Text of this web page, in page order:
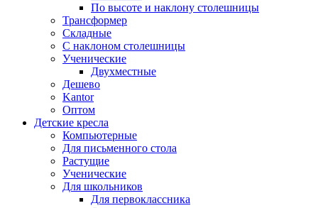
По высоте и наклону столешницы
Трансформер
Складные
С наклоном столешницы
Ученические
Двухместные
Дешево
Kantor
Оптом
Детские кресла
Компьютерные
Для письменного стола
Растущие
Ученические
Для школьников
Для первоклассника